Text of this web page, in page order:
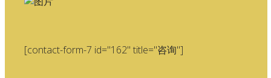
[contact-form-7 id="162" title="咨询"]